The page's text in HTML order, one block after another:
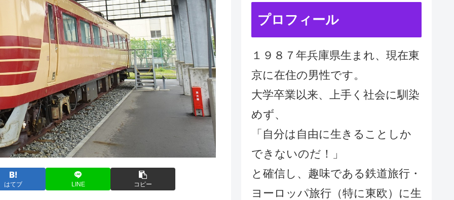
はてブ LINE コピー
プロフィール
１９８７年兵庫県生まれ、現在東
京に在住の男性です。
大学卒業以来、上手く社会に馴染
めず、
「自分は自由に生きることしか
できないのだ！」
と確信し、趣味である鉄道旅行・
ヨーロッパ旅行（特に東欧）に生